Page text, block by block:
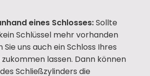
eines Schlosses:Sollte
Schlüssel mehr vorhanden
Sie uns auch ein Schloss Ihres
zukommen lassen. Dann können
Schließzylinders die